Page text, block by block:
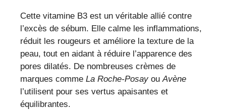
Cette vitamine B3 est un véritable allié contre
l’excès de sébum. Elle calme les inflammations,
réduit les rougeurs et améliore la texture de la
peau, tout en aidant à réduire l’apparence des
pores dilatés. De nombreuses crèmes de
marques comme La Roche-PosayouAvène
l’utilisent pour ses vertus apaisantes et
équilibrantes.